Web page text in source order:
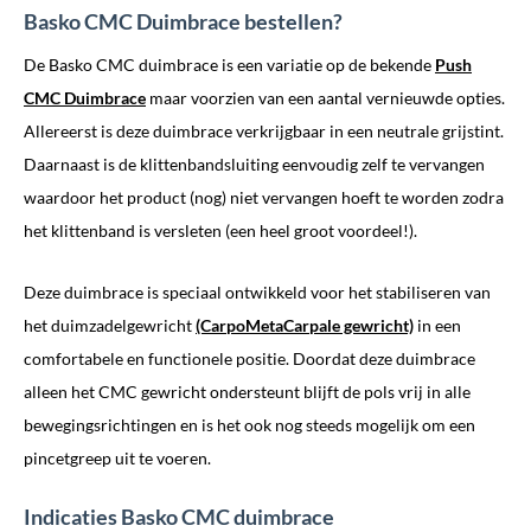
Basko CMC Duimbrace bestellen?
De Basko CMC duimbrace is een variatie op de bekende Push
CMC Duimbrace maar voorzien van een aantal vernieuwde opties.
Allereerst is deze duimbrace verkrijgbaar in een neutrale grijstint.
Daarnaast is de klittenbandsluiting eenvoudig zelf te vervangen
waardoor het product (nog) niet vervangen hoeft te worden zodra
het klittenband is versleten (een heel groot voordeel!).
Deze duimbrace is speciaal ontwikkeld voor het stabiliseren van
het duimzadelgewricht(CarpoMetaCarpale gewricht) in een
comfortabele en functionele positie. Doordat deze duimbrace
alleen het CMC gewricht ondersteunt blijft de pols vrij in alle
bewegingsrichtingen en is het ook nog steeds mogelijk om een
pincetgreep uit te voeren.
Indicaties Basko CMC duimbrace